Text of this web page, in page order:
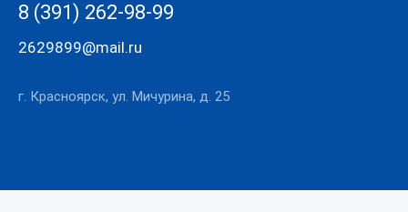
8 (391) 262-98-99
2629899@mail.ru
г. Красноярск, ул. Мичурина, д. 25